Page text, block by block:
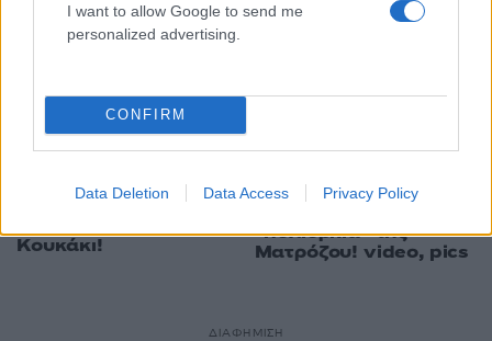
I want to allow Google to send me
personalized advertising.
CONFIRM
Data Deletion Data Access Privacy Policy
Βίντεο από τον...
πόλεμο των
Κουκάκι!
Κουκάκι: Απίστευτες
“πολιορκία” της
Ματρόζου! video, pics
ΔΙΑΦΗΜΙΣΗ